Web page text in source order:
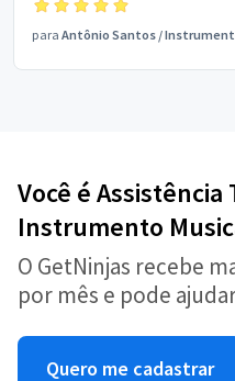
para Antônio Santos /
Você é Assistência
Instrumento
O GetNinjas recebe
por mês e pode
Quero me cadastrar